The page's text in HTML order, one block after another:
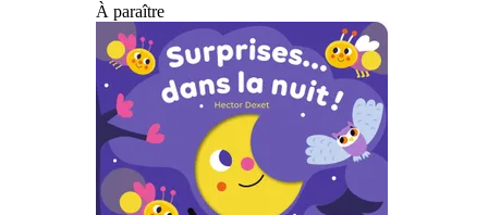
À paraître